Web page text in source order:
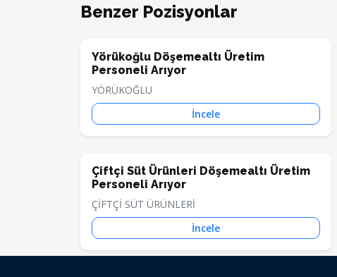
Benzer Pozisyonlar
Yörükoğlu Döşemealtı Üretim
Personeli Arıyor
YÖRÜKOĞLU
İncele
Çiftçi Süt Ürünleri Döşemealtı Üretim
Personeli Arıyor
ÇİFTÇİ SÜT ÜRÜNLERİ
İncele